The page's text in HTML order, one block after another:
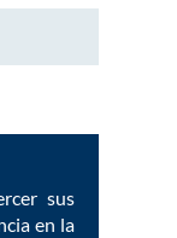
sus
en la